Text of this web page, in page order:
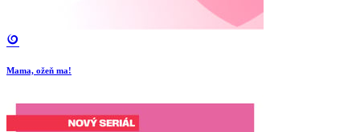
Mama, ožeň ma!